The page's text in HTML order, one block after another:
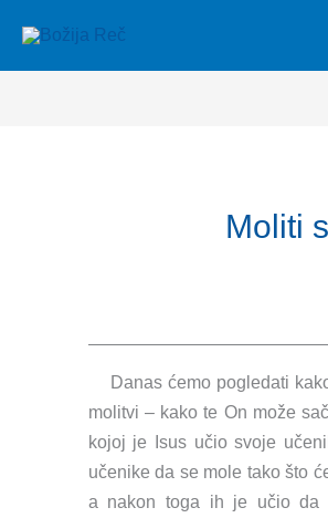
content
Moliti
Danas ćemo pogledati
molitvi – kako te On može
kojoj je Isus učio svoje
učenike da se mole tako što
a nakon toga ih je učio da